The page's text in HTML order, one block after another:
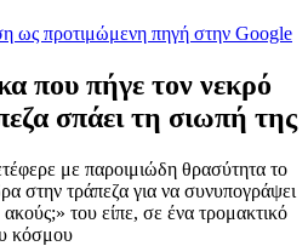
ως προτιμώμενη πηγή στην Google
που πήγε τον νεκρό
σπάει τη σιωπή της
με παροιμιώδη θρασύτητα το
στην τράπεζα για να συνυπογράψει
ακούς;» του είπε, σε ένα τρομακτικό
κόσμου